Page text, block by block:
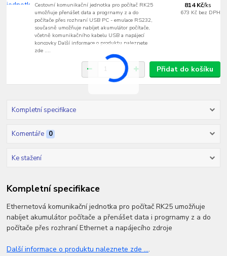
Cestovní komunikační jednotka pro počítač RK25
umožňuje přenášet data a progrnamy z a do
počítače přes rozhraní USB PC - emulace RS232,
současně umožňuje nabíjet akumulátor počítače,
včetně komunikačního kabelu USB a napájecí
koncovky Další informace o produktu naleznete
zde ....
814 Kč/ks
673 Kč bez DPH
Přidat do košíku
Kompletní specifikace
Komentáře 0
Ke stažení
Kompletní specifikace
Ethernetová komunikační jednotka pro počítač RK25 umožňuje
nabíjet akumulátor počítače a přenášet data i progrnamy z a do
počítače přes rozhraní Ethernet a napájecího zdroje
Další informace o produktu naleznete zde ....